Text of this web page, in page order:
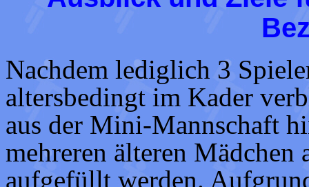
Nachdem lediglich 3
altersbedingt im Kader
aus der Mini-Mannschaft
mehreren älteren
aufgefüllt werden.